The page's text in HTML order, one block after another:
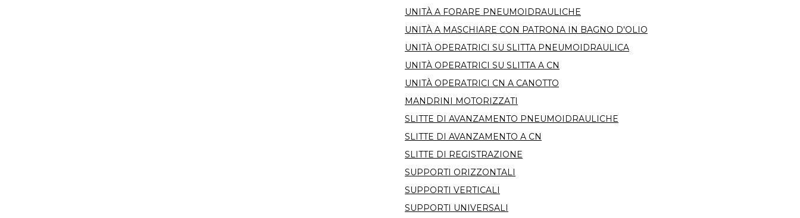
UNITÀ A FORARE PNEUMOIDRAULICHE
UNITÀ A MASCHIARE CON PATRONA IN BAGNO D'OLIO
UNITÀ OPERATRICI SU SLITTA PNEUMOIDRAULICA
UNITÀ OPERATRICI SU SLITTA A CN
UNITÀ OPERATRICI CN A CANOTTO
MANDRINI MOTORIZZATI
SLITTE DI AVANZAMENTO PNEUMOIDRAULICHE
SLITTE DI AVANZAMENTO A CN
SLITTE DI REGISTRAZIONE
SUPPORTI ORIZZONTALI
SUPPORTI VERTICALI
SUPPORTI UNIVERSALI